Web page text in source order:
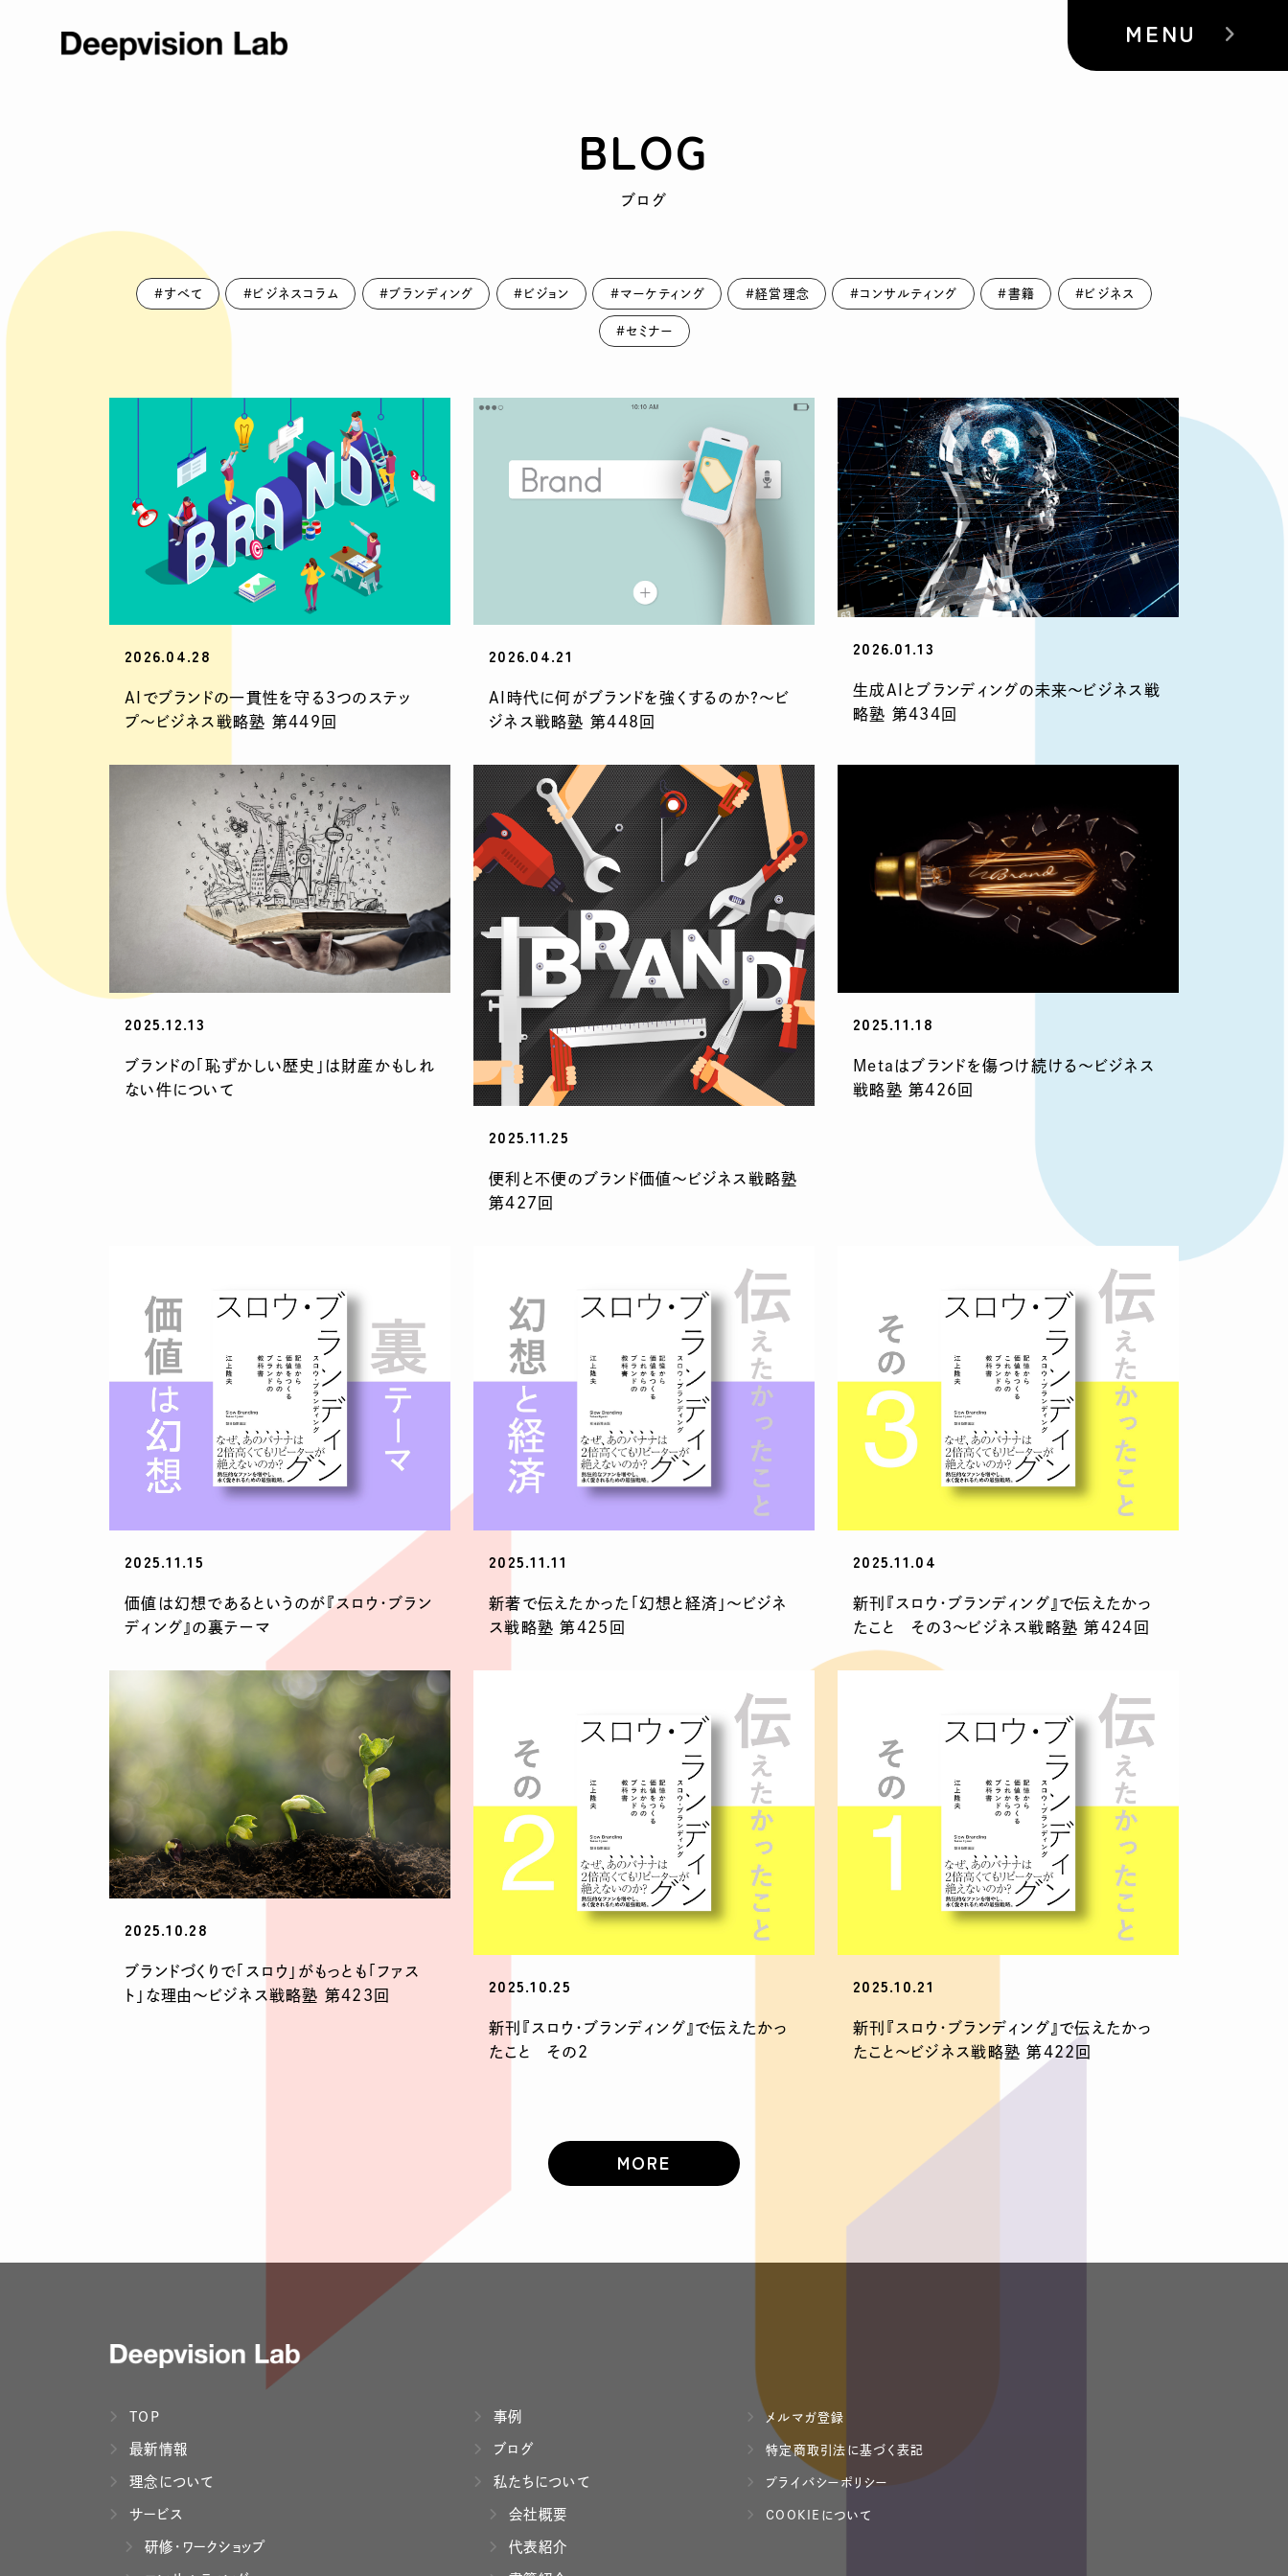
MENU
BLOG
ブログ
#すべて #ビジネスコラム #ブランディング #ビジョン #マーケティング #経営理念 #コンサルティング #書籍 #ビジネス
#セミナー
2026.04.28
AIでブランドの一貫性を守る３つのステッ
プ〜ビジネス戦略塾 第449回
2026.04.21
AI時代に何がブランドを強くするのか？〜ビ
ジネス戦略塾 第448回
2026.01.13
生成AIとブランディングの未来〜ビジネス戦
略塾 第434回
2025.12.13
ブランドの「恥ずかしい歴史」は財産かもしれ
ない件について
2025.11.25
便利と不便のブランド価値〜ビジネス戦略塾
第427回
2025.11.18
Metaはブランドを傷つけ続ける〜ビジネス
戦略塾 第426回
2025.11.15
価値は幻想であるというのが『スロウ・ブラン
ディング』の裏テーマ
2025.11.11
新著で伝えたかった「幻想と経済」〜ビジネ
ス戦略塾 第425回
2025.11.04
新刊『スロウ・ブランディング』で伝えたかっ
たこと その３〜ビジネス戦略塾 第424回
2025.10.28
ブランドづくりで「スロウ」がもっとも「ファス
ト」な理由〜ビジネス戦略塾 第423回
2025.10.25
新刊『スロウ・ブランディング』で伝えたかっ
たこと その2
2025.10.21
新刊『スロウ・ブランディング』で伝えたかっ
たこと〜ビジネス戦略塾 第422回
MORE
TOP
最新情報
理念について
サービス
研修・ワークショップ
事例
ブログ
私たちについて
会社概要
代表紹介
メルマガ登録
特定商取引法に基づく表記
プライバシーポリシー
COOKIEについて